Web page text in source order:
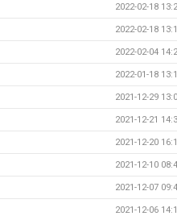
2022-02-18
2022-02-18
2022-02-04
2022-01-18
2021-12-29
2021-12-21
2021-12-20
2021-12-10
2021-12-07
2021-12-06